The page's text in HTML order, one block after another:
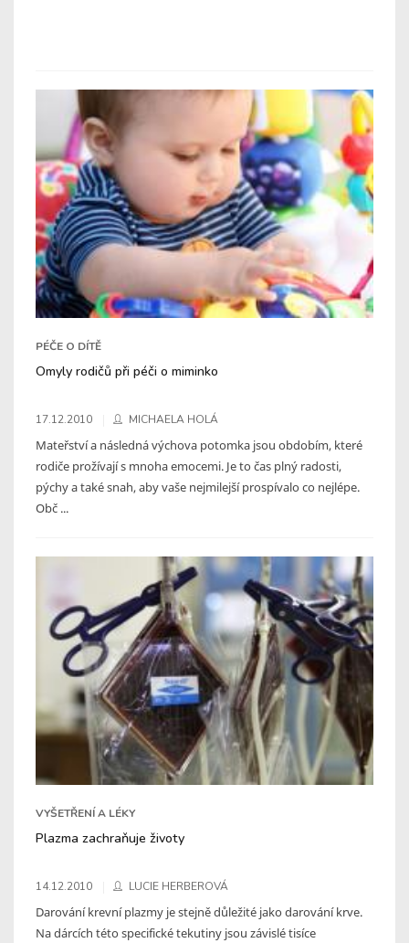
PÉČE O DÍTĚ
Omyly rodičů při péči o miminko
17.12.2010 MICHAELA HOLÁ
Mateřství a následná výchova potomka jsou obdobím, které
rodiče prožívají s mnoha emocemi. Je to čas plný radosti,
pýchy a také snah, aby vaše nejmilejší prospívalo co nejlépe.
Obč ...
VYŠETŘENÍ A LÉKY
Plazma zachraňuje životy
14.12.2010 LUCIE HERBEROVÁ
Darování krevní plazmy je stejně důležité jako darování krve.
Na dárcích této specifické tekutiny jsou závislé tisíce